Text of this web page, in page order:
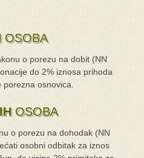
OSOBA
o porezu na dobit (NN
do 2% iznosa prihoda
osnovica.
OSOBA
o porezu na dohodak (NN
osobni odbitak za iznos